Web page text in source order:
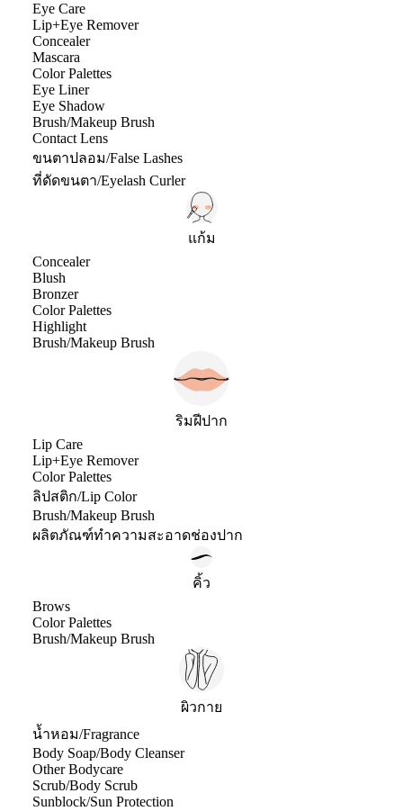
Eye Care
Lip+Eye Remover
Concealer
Mascara
Color Palettes
Eye Liner
Eye Shadow
Brush/Makeup Brush
Contact Lens
ขนตาปลอม/False Lashes
ที่ดัดขนตา/Eyelash Curler
แก้ม
Concealer
Blush
Bronzer
Color Palettes
Highlight
Brush/Makeup Brush
ริมฝีปาก
Lip Care
Lip+Eye Remover
Color Palettes
ลิปสติก/Lip Color
Brush/Makeup Brush
ผลิตภัณฑ์ทำความสะอาดช่องปาก
คิ้ว
Brows
Color Palettes
Brush/Makeup Brush
ผิวกาย
น้ำหอม/Fragrance
Body Soap/Body Cleanser
Other Bodycare
Scrub/Body Scrub
Sunblock/Sun Protection